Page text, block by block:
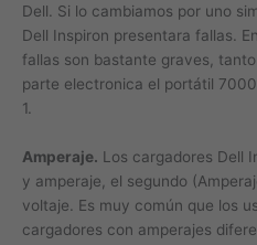
Dell. Si lo cambiamos por uno
Dell Inspiron presentara fallas.
fallas son bastante graves,
parte electronica el portátil
1.
Amperaje. Los cargadores Dell
y amperaje, el segundo
voltaje. Es muy común que los
cargadores con amperajes